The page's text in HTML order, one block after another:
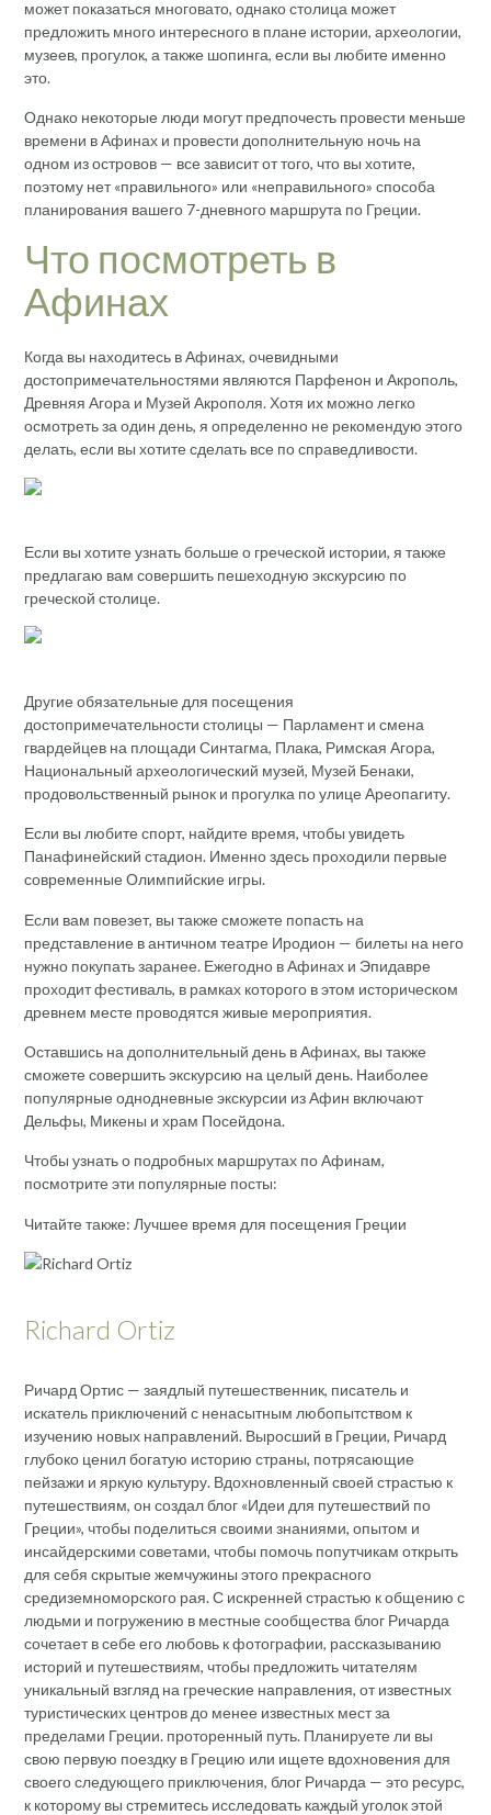
может показаться многовато, однако столица может
предложить много интересного в плане истории, археологии,
музеев, прогулок, а также шопинга, если вы любите именно
это.
Однако некоторые люди могут предпочесть провести меньше
времени в Афинах и провести дополнительную ночь на
одном из островов — все зависит от того, что вы хотите,
поэтому нет «правильного» или «неправильного» способа
планирования вашего 7-дневного маршрута по Греции.
Что посмотреть в
Афинах
Когда вы находитесь в Афинах, очевидными
достопримечательностями являются Парфенон и Акрополь,
Древняя Агора и Музей Акрополя. Хотя их можно легко
осмотреть за один день, я определенно не рекомендую этого
делать, если вы хотите сделать все по справедливости.
Если вы хотите узнать больше о греческой истории, я также
предлагаю вам совершить пешеходную экскурсию по
греческой столице.
Другие обязательные для посещения
достопримечательности столицы — Парламент и смена
гвардейцев на площади Синтагма, Плака, Римская Агора,
Национальный археологический музей, Музей Бенаки,
продовольственный рынок и прогулка по улице Ареопагиту.
Если вы любите спорт, найдите время, чтобы увидеть
Панафинейский стадион. Именно здесь проходили первые
современные Олимпийские игры.
Если вам повезет, вы также сможете попасть на
представление в античном театре Иродион — билеты на него
нужно покупать заранее. Ежегодно в Афинах и Эпидавре
проходит фестиваль, в рамках которого в этом историческом
древнем месте проводятся живые мероприятия.
Оставшись на дополнительный день в Афинах, вы также
сможете совершить экскурсию на целый день. Наиболее
популярные однодневные экскурсии из Афин включают
Дельфы, Микены и храм Посейдона.
Чтобы узнать о подробных маршрутах по Афинам,
посмотрите эти популярные посты:
Читайте также: Лучшее время для посещения Греции
Richard Ortiz
Ричард Ортис — заядлый путешественник, писатель и
искатель приключений с ненасытным любопытством к
изучению новых направлений. Выросший в Греции, Ричард
глубоко ценил богатую историю страны, потрясающие
пейзажи и яркую культуру. Вдохновленный своей страстью к
путешествиям, он создал блог «Идеи для путешествий по
Греции», чтобы поделиться своими знаниями, опытом и
инсайдерскими советами, чтобы помочь попутчикам открыть
для себя скрытые жемчужины этого прекрасного
средиземноморского рая. С искренней страстью к общению с
людьми и погружению в местные сообщества блог Ричарда
сочетает в себе его любовь к фотографии, рассказыванию
историй и путешествиям, чтобы предложить читателям
уникальный взгляд на греческие направления, от известных
туристических центров до менее известных мест за
пределами Греции. проторенный путь. Планируете ли вы
свою первую поездку в Грецию или ищете вдохновения для
своего следующего приключения, блог Ричарда — это ресурс,
к которому вы стремитесь исследовать каждый уголок этой